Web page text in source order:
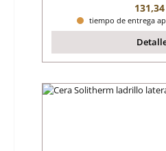
Precio
tiempo de entrega